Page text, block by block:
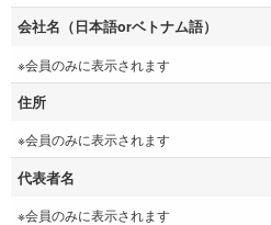
会社名（日本語orベトナム語）
※会員のみに表示されます
住所
※会員のみに表示されます
代表者名
※会員のみに表示されます